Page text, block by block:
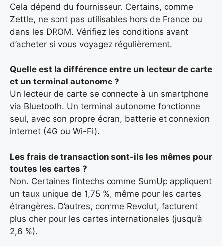
Cela dépend du fournisseur. Certains, comme
Zettle, ne sont pas utilisables hors de France ou
dans les DROM. Vérifiez les conditions avant
d’acheter si vous voyagez régulièrement.
Quelle est la différence entre un lecteur de carte
et un terminal autonome ?
Un lecteur de carte se connecte à un smartphone
via Bluetooth. Un terminal autonome fonctionne
seul, avec son propre écran, batterie et connexion
internet (4G ou Wi-Fi).
Les frais de transaction sont-ils les mêmes pour
toutes les cartes ?
Non. Certaines fintechs comme SumUp appliquent
un taux unique de 1,75 %, même pour les cartes
étrangères. D’autres, comme Revolut, facturent
plus cher pour les cartes internationales (jusqu’à
2,6 %).